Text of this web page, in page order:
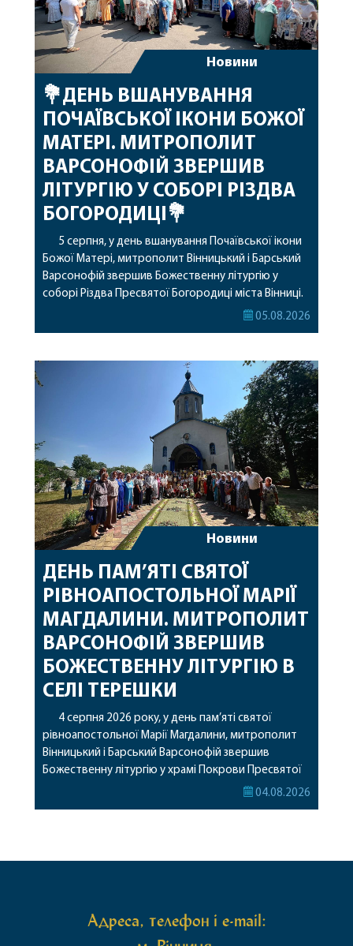
Новини
💐ДЕНЬ ВШАНУВАННЯ
ПОЧАЇВСЬКОЇ ІКОНИ БОЖОЇ
МАТЕРІ. МИТРОПОЛИТ
ВАРСОНОФІЙ ЗВЕРШИВ
ЛІТУРГІЮ У СОБОРІ РІЗДВА
БОГОРОДИЦІ💐
5 серпня, у день вшанування Почаївської ікони
Божої Матері, митрополит Вінницький і Барський
Варсонофій звершив Божественну літургію у
соборі Різдва Пресвятої Богородиці міста Вінниці.
Його Високопреосвященству співслужили
священному сані. Під час богослужіння підносилися
особливі молитви за мир в Україні, за воїнів, які
05.08.2026
Новини
ДЕНЬ ПАМ’ЯТІ СВЯТОЇ
РІВНОАПОСТОЛЬНОЇ МАРІЇ
МАГДАЛИНИ. МИТРОПОЛИТ
ВАРСОНОФІЙ ЗВЕРШИВ
БОЖЕСТВЕННУ ЛІТУРГІЮ В
СЕЛІ ТЕРЕШКИ
4 серпня 2026 року, у день пам’яті святої
рівноапостольної Марії Магдалини, митрополит
Вінницький і Барський Варсонофій звершив
Божественну літургію у храмі Покрови Пресвятої
Богородиці села Терешки Барського благочиння.
04.08.2026
Адреса, телефон і e-mail: